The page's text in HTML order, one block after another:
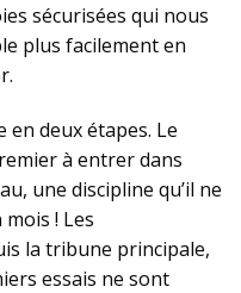
sécurisées qui nous
plus facilement en
en deux étapes. Le
à entrer dans
une discipline qu’il ne
! Les
la tribune principale,
essais ne sont